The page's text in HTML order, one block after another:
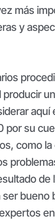
más
y
producir
aquí
por su
como la
de
bueno